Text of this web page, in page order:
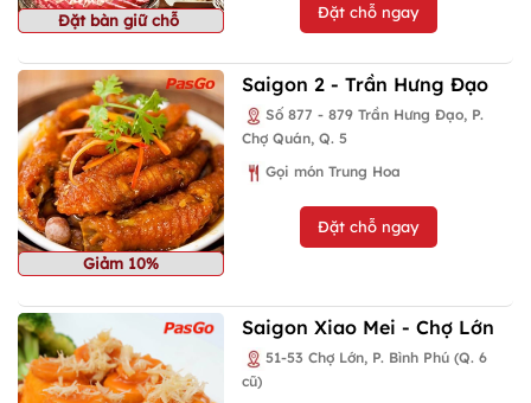
Đặt bàn giữ chỗ Đặt chỗ ngay
Giảm 10%
Saigon 2 - Trần Hưng Đạo
Số 877 - 879 Trần Hưng Đạo, P.
Chợ Quán, Q. 5
Gọi món Trung Hoa
Đặt chỗ ngay
Saigon Xiao Mei - Chợ Lớn
51-53 Chợ Lớn, P. Bình Phú (Q. 6
cũ)